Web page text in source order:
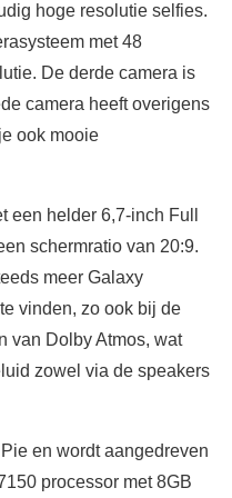
hoge resolutie selfies.
met 48
De derde camera is
camera heeft overigens
ook mooie
een helder 6,7-inch Full
schermratio van 20:9.
meer Galaxy
vinden, zo ook bij de
van Dolby Atmos, wat
zowel via de speakers
en wordt aangedreven
processor met 8GB